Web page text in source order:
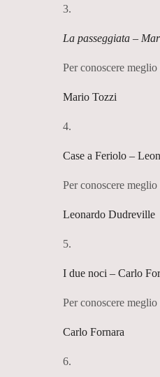
3.
La passeggiata –
Per conoscere
Mario Tozzi
4.
Case a Feriolo –
Per conoscere
Leonardo Dudreville
5.
I due noci – Carlo
Per conoscere
Carlo Fornara
6.